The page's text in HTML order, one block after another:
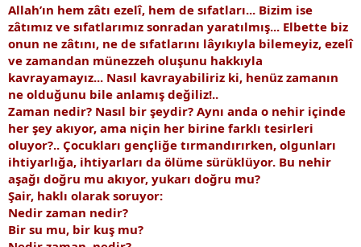
Allah’ın hem zâtı ezelî, hem de sıfatları... Bizim ise
zâtımız ve sıfatlarımız sonradan yaratılmış... Elbette biz
onun ne zâtını, ne de sıfatlarını lâyıkıyla bilemeyiz, ezelî
ve zamandan münezzeh oluşunu hakkıyla
kavrayamayız... Nasıl kavrayabiliriz ki, henüz zamanın
ne olduğunu bile anlamış değiliz!..
Zaman nedir? Nasıl bir şeydir? Aynı anda o nehir içinde
her şey akıyor, ama niçin her birine farklı tesirleri
oluyor?.. Çocukları gençliğe tırmandırırken, olgunları
ihtiyarlığa, ihtiyarları da ölüme sürüklüyor. Bu nehir
aşağı doğru mu akıyor, yukarı doğru mu?
Şair, haklı olarak soruyor:
Nedir zaman nedir?
Bir su mu, bir kuş mu?